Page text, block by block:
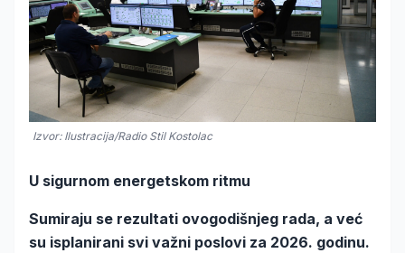
Izvor: Ilustracija/Radio Stil Kostolac
U sigurnom energetskom ritmu
Sumiraju se rezultati ovogodišnjeg rada, a već
su isplanirani svi važni poslovi za 2026. godinu.